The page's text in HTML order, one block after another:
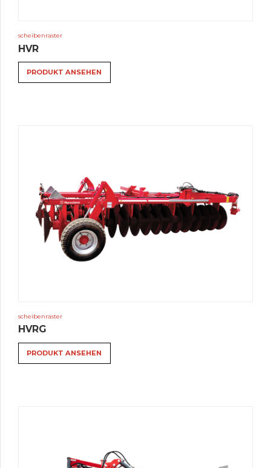
scheibenraster
HVR
PRODUKT ANSEHEN
scheibenraster
HVRG
PRODUKT ANSEHEN